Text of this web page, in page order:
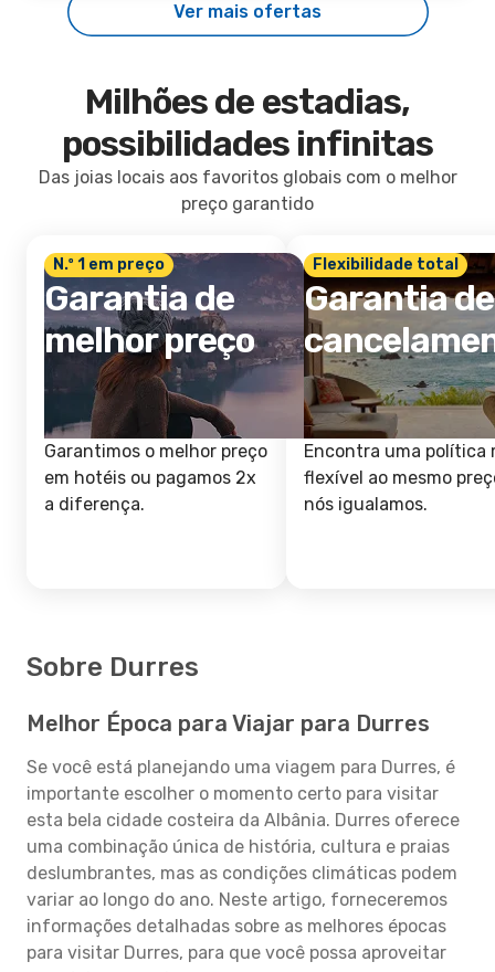
Ver mais ofertas
Milhões de estadias,
possibilidades infinitas
Das joias locais aos favoritos globais com o melhor
preço garantido
N.º 1 em preço
Garantia de
melhor preço
Garantimos o melhor preço
em hotéis ou pagamos 2x
a diferença.
Flexibilidade total
Garantia de
Encontra uma política
flexível ao mesmo
nós igualamos.
Sobre Durres
Melhor Época para Viajar para Durres
Se você está planejando uma viagem para Durres, é
importante escolher o momento certo para visitar
esta bela cidade costeira da Albânia. Durres oferece
uma combinação única de história, cultura e praias
deslumbrantes, mas as condições climáticas podem
variar ao longo do ano. Neste artigo, forneceremos
informações detalhadas sobre as melhores épocas
para visitar Durres, para que você possa aproveitar